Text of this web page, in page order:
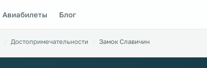
Авиабилеты Блог
Достопримечательности Замок Славичин